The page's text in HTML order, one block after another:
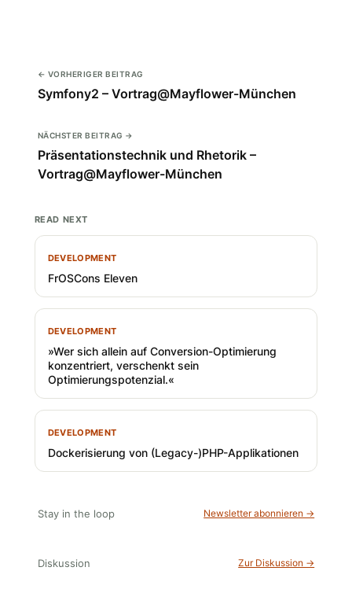
← VORHERIGER BEITRAG
Symfony2 – Vortrag@Mayflower-München
NÄCHSTER BEITRAG →
Präsentationstechnik und Rhetorik –
Vortrag@Mayflower-München
READ NEXT
DEVELOPMENT
FrOSCons Eleven
DEVELOPMENT
»Wer sich allein auf Conversion-Optimierung
konzentriert, verschenkt sein
Optimierungspotenzial.«
DEVELOPMENT
Dockerisierung von (Legacy-)PHP-Applikationen
Stay in the loop Newsletter abonnieren →
Diskussion Zur Diskussion →